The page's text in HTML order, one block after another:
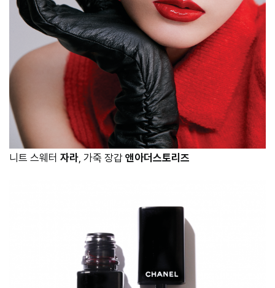
니트 스웨터 자라 , 가죽 장갑 앤아더스토리즈